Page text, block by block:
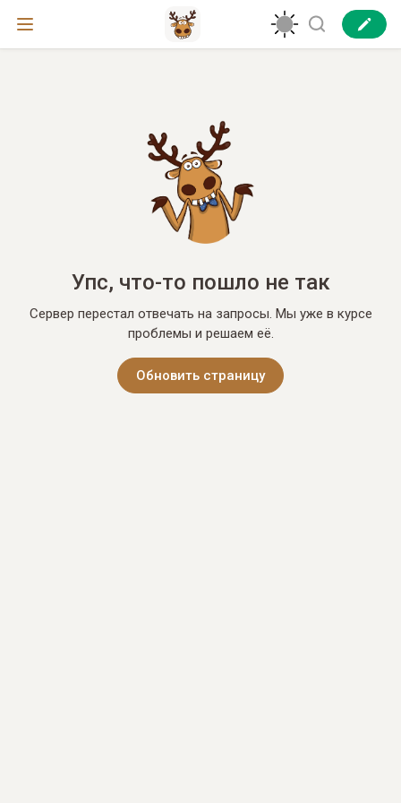
Упс, что-то пошло не так
Сервер перестал отвечать на запросы. Мы уже в курсе
проблемы и решаем её.
Обновить страницу